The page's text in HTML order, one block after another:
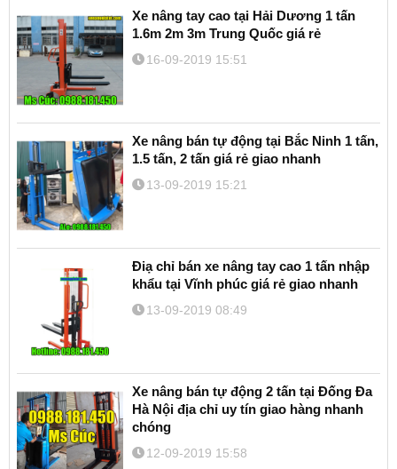
Xe nâng tay cao tại Hải Dương 1 tấn
1.6m 2m 3m Trung Quốc giá rẻ
16-09-2019 15:51
Xe nâng bán tự động tại Bắc Ninh 1 tấn,
1.5 tấn, 2 tấn giá rẻ giao nhanh
13-09-2019 15:21
Điạ chỉ bán xe nâng tay cao 1 tấn nhập
khẩu tại Vĩnh phúc giá rẻ giao nhanh
13-09-2019 08:49
Xe nâng bán tự động 2 tấn tại Đống Đa
Hà Nội địa chỉ uy tín giao hàng nhanh
chóng
12-09-2019 15:58